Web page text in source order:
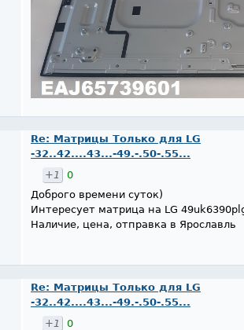
Re: Матрицы Только для LG
-32..42....43...-49.-.50-.55...
+1
0
Доброго времени суток)
Интересует матрица на LG
Наличие, цена, отправка в Ярославль
Re: Матрицы Только для LG
-32..42....43...-49.-.50-.55...
+1
0